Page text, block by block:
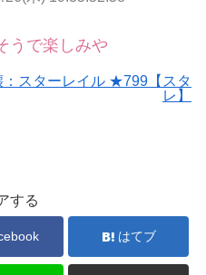
うで楽しみや
：スターレイル ★799【スタ
レ】
する
はてブ